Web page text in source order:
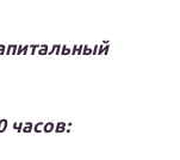
часов: